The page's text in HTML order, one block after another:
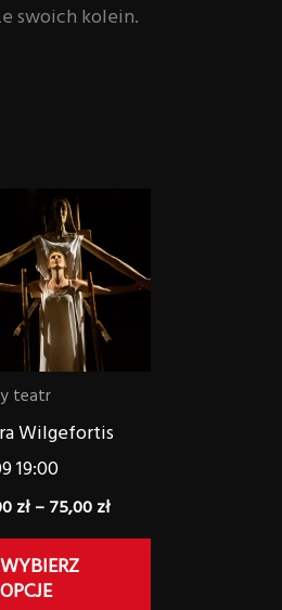
swoich kolein.
teatr
Wilgefortis
19:00
zł – 75,00zł
40,00 zł
do
WYBIERZ
OPCJE
ma